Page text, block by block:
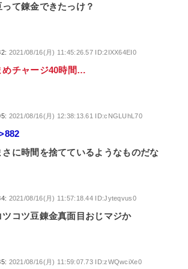
って錬金できたっけ？
2021/08/16(月) 11:45:26.57 ID:2IXX64EI0
めチャージ40時間…
2021/08/16(月) 12:38:13.61 ID:cNGLUhL70
さに時間を捨てているようなものだな
2021/08/16(月) 11:57:18.44 ID:Jyteqvus0
ツコツ豆錬金真面目おじマジか
2021/08/16(月) 11:59:07.73 ID:zWQwciXe0